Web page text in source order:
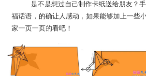
是不是想过自己制作卡纸送给朋友？
福话语，的确让人感动，如果能够加上一些
家一页一页的看吧！